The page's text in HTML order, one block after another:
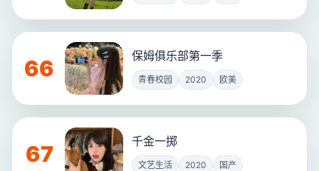
66 保姆俱乐部第一季
青春校园 2020 欧美
67 千金一掷
文艺生活 2020 国产